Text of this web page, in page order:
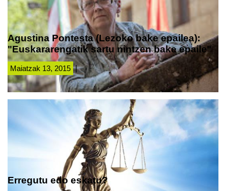
Agustina Pontesta (Lezoko bake epailea):
"Euskararengatik sartu nintzen bake epaile"
Maiatzak 13, 2015 |
Erregutu edo eskatu?